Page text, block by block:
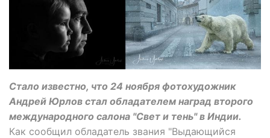
Стало известно, что 24 ноября фотохудожник
Андрей Юрлов стал обладателем наград второго
международного салона "Свет и тень" в Индии.
Как сообщил обладатель звания "Выдающийся